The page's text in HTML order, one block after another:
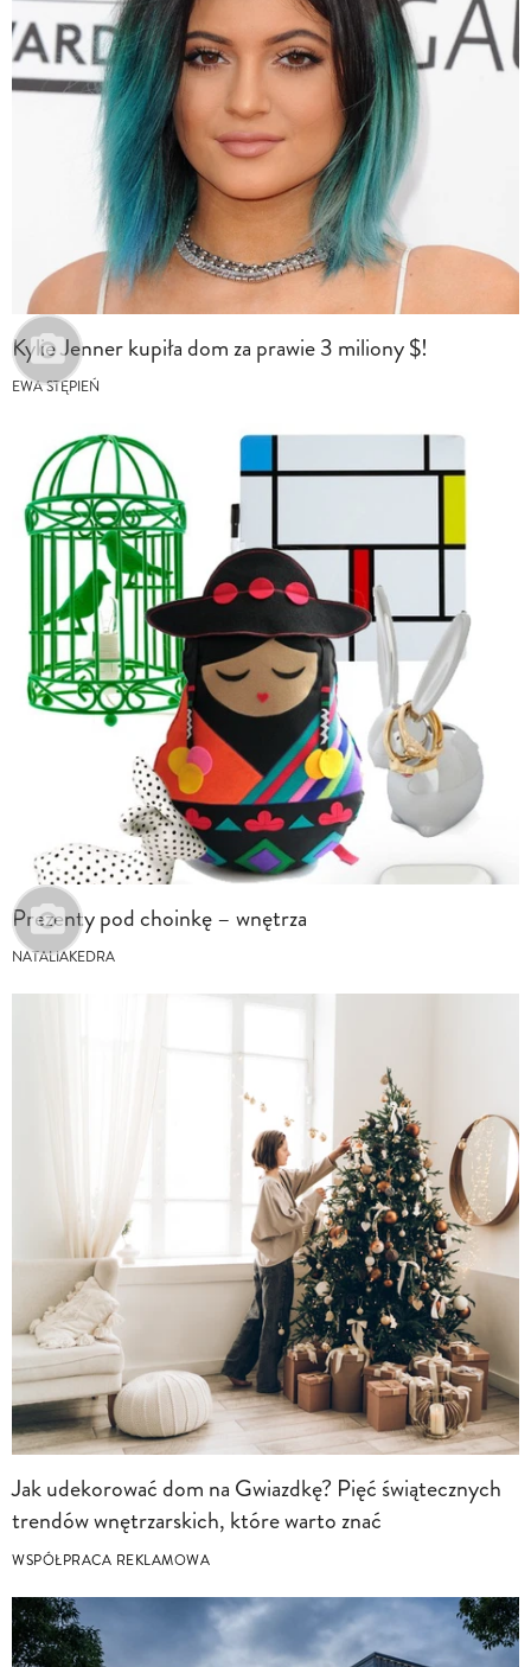
Kylie Jenner kupiła dom za prawie 3 miliony $!
EWA STĘPIEŃ
Prezenty pod choinkę – wnętrza
NATALIAKEDRA
Jak udekorować dom na Gwiazdkę? Pięć świątecznych
trendów wnętrzarskich, które warto znać
WSPÓŁPRACA REKLAMOWA